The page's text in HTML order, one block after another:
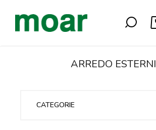
ARREDO ESTERNI
CATEGORIE